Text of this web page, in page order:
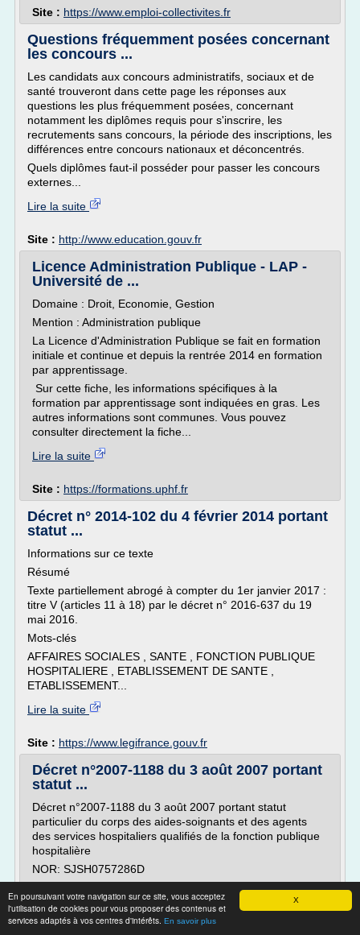
X
En poursuivant votre navigation sur ce site, vous acceptez
l'utilisation de cookies pour vous proposer des contenus et
services adaptés à vos centres d'intérêts. En savoir plus
Site : https://www.emploi-collectivites.fr
Questions fréquemment posées concernant
les concours ...
Les candidats aux concours administratifs, sociaux et de
santé trouveront dans cette page les réponses aux
questions les plus fréquemment posées, concernant
notamment les diplômes requis pour s'inscrire, les
recrutements sans concours, la période des inscriptions, les
différences entre concours nationaux et déconcentrés.
Quels diplômes faut-il posséder pour passer les concours
externes...
Lire la suite
Site : http://www.education.gouv.fr
Licence Administration Publique - LAP -
Université de ...
Domaine : Droit, Economie, Gestion
Mention : Administration publique
La Licence d'Administration Publique se fait en formation
initiale et continue et depuis la rentrée 2014 en formation
par apprentissage.
Sur cette fiche, les informations spécifiques à la
formation par apprentissage sont indiquées en gras. Les
autres informations sont communes. Vous pouvez
consulter directement la fiche...
Lire la suite
Site : https://formations.uphf.fr
Décret n° 2014-102 du 4 février 2014 portant
statut ...
Informations sur ce texte
Résumé
Texte partiellement abrogé à compter du 1er janvier 2017 :
titre V (articles 11 à 18) par le décret n° 2016-637 du 19
mai 2016.
Mots-clés
AFFAIRES SOCIALES , SANTE , FONCTION PUBLIQUE
HOSPITALIERE , ETABLISSEMENT DE SANTE ,
ETABLISSEMENT...
Lire la suite
Site : https://www.legifrance.gouv.fr
Décret n°2007-1188 du 3 août 2007 portant
statut ...
Décret n°2007-1188 du 3 août 2007 portant statut
particulier du corps des aides-soignants et des agents
des services hospitaliers qualifiés de la fonction publique
hospitalière
NOR: SJSH0757286D
Le Premier ministre,
Sur le rapport de la ministre de la santé, de la jeunesse et